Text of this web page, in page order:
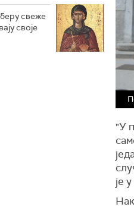
свеже
своје
"У
је